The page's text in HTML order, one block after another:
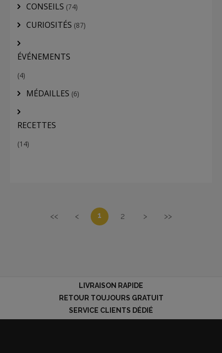
CONSEILS (74)
CURIOSITÉS (87)
ÉVÉNEMENTS
(4)
MÉDAILLES (6)
RECETTES
(14)
<< < 1 2 > >>
LIVRAISON RAPIDE
RETOUR TOUJOURS GRATUIT
SERVICE CLIENTS DÉDIÉ